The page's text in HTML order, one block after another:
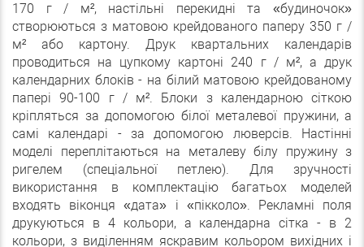
170 г / м², настільні перекидні та «будиночок»
створюються з матовою крейдованого паперу 350 г /
м² або картону. Друк квартальних календарів
проводиться на цупкому картоні 240 г / м², а друк
календарних блоків - на білий матовою крейдованому
папері 90-100 г / м². Блоки з календарною сіткою
кріпляться за допомогою білої металевої пружини, а
самі календарі - за допомогою люверсів. Настінні
моделі переплітаються на металеву білу пружину з
ригелем (спеціальної петлею). Для зручності
використання в комплектацію багатьох моделей
входять віконця «дата» і «пікколо». Рекламні поля
друкуються в 4 кольори, а календарна сітка - в 2
кольори, з виділенням яскравим кольором вихідних і